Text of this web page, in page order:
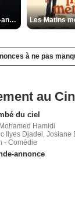
Les Silences de Riyad Bande-annonce VO STFR
à ne pas
au
du ciel
Hamidi
Ilyes Djadel, Josiane
- Comédie
annonce